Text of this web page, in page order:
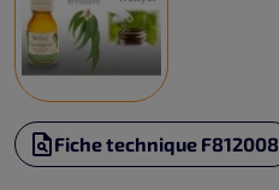
Fiche technique F812008